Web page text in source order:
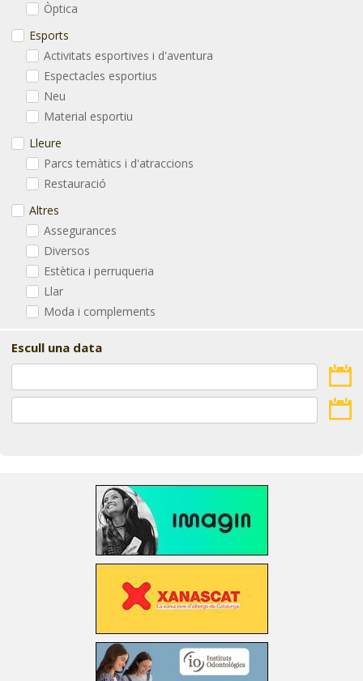
Òptica
Esports
Activitats esportives i d'aventura
Espectacles esportius
Neu
Material esportiu
Lleure
Parcs temàtics i d'atraccions
Restauració
Altres
Assegurances
Diversos
Estètica i perruqueria
Llar
Moda i complements
Escull una data